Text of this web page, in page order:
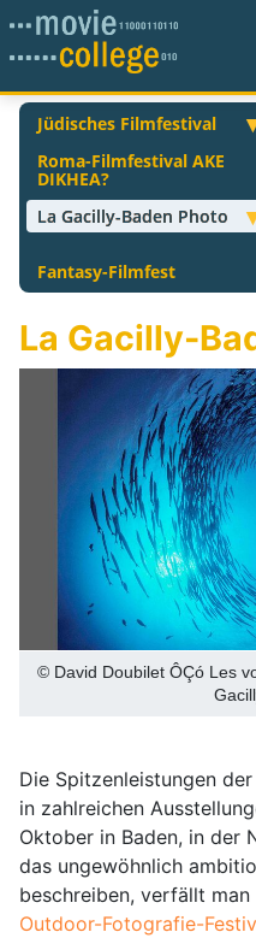
Jüdisches Filmfestival
Roma-Filmfestival AKE
DIKHEA?
La Gacilly-Baden Photo
Fantasy-Filmfest
La Gacilly-
© David Doubilet ÔÇó Les
Die Spitzenleistungen
in zahlreichen
Oktober in Baden, in der
das ungewöhnlich
beschreiben, verfällt
Outdoor-Fotografie-